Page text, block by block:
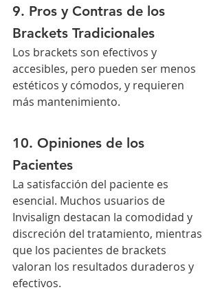
9. Pros y Contras de los
Brackets Tradicionales
Los brackets son efectivos y
accesibles, pero pueden ser menos
estéticos y cómodos, y requieren
más mantenimiento.
10. Opiniones de los
Pacientes
La satisfacción del paciente es
esencial. Muchos usuarios de
Invisalign destacan la comodidad y
discreción del tratamiento, mientras
que los pacientes de brackets
valoran los resultados duraderos y
efectivos.